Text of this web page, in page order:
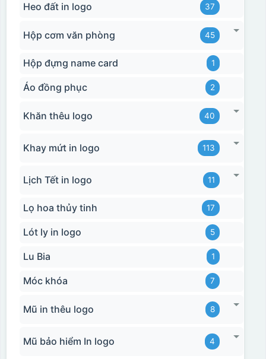
Heo đất in logo 37
Hộp cơm văn phòng 45
Hộp đựng name card 1
Áo đồng phục 2
Khăn thêu logo 40
Khay mứt in logo 113
Lịch Tết in logo 11
Lọ hoa thủy tinh 17
Lót ly in logo 5
Lu Bia 1
Móc khóa 7
Mũ in thêu logo 8
Mũ bảo hiểm In logo 4